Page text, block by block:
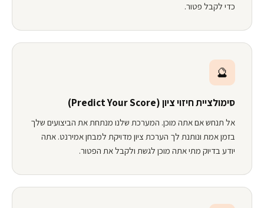
כדי לקבל פטור.
🔮
סימולציית חיזוי ציון (Predict Your Score)
אל תנחש אם אתה מוכן. המערכת שלנו מנתחת את הביצועים שלך
בזמן אמת ונותנת לך הערכת ציון מדויקת למבחן אמירנט. אתה
יודע בדיוק מתי אתה מוכן לגשת ולקבל את הפטור.